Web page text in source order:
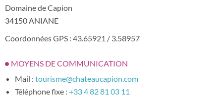
Domaine de Capion
34150 ANIANE
Coordonnées GPS : 43.65921 / 3.58957
MOYENS DE COMMUNICATION
Mail : tourisme@chateaucapion.com
Téléphone fixe : +33 4 82 81 03 11